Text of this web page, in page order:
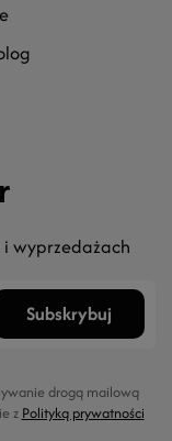
wyprzedażach
drogą mailową
z Polityką prywatności